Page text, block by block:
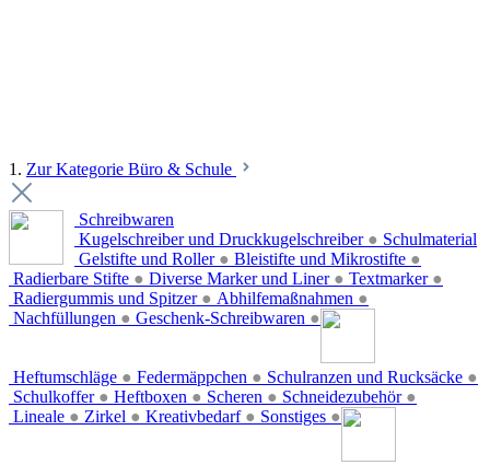
1. Zur Kategorie Büro & Schule
Schreibwaren
Kugelschreiber und Druckkugelschreiber ●
Gelstifte und Roller ● Bleistifte und Mikrostifte ●
Radierbare Stifte ● Diverse Marker und Liner ● Textmarker ●
Radiergummis und Spitzer ● Abhilfemaßnahmen ●
Nachfüllungen ● Geschenk-Schreibwaren ●
Schulmaterial
Heftumschläge ● Federmäppchen ● Schulranzen und Rucksäcke ●
Schulkoffer ● Heftboxen ● Scheren ● Schneidezubehör ●
Lineale ● Zirkel ● Kreativbedarf ● Sonstiges ●